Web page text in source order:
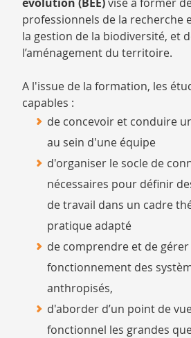
professionnels de la recherche
la gestion de la biodiversité, et
l’aménagement du territoire.
A l'issue de la formation, les
capables :
de concevoir et conduire
au sein d'une équipe
d'organiser le socle de
nécessaires pour définir
de travail dans un cadre
pratique adapté
de comprendre et de gérer
fonctionnement des
anthropisés,
d'aborder d’un point de
fonctionnel les grandes